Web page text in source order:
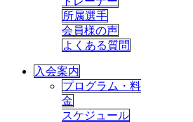
所属選手
会員様の声
よくある質問
入会案内
プログラム・料
金
スケジュール